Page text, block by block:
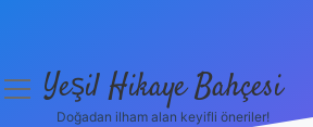
menüyüYeşil Hikaye Bahçesi
Doğadan ilham alan keyifli öneriler!